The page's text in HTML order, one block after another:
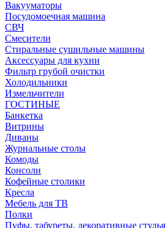
Вакууматоры
Посудомоечная машина
СВЧ
Смесители
Стиральные сушильные машины
Аксессуары для кухни
Фильтр грубой очистки
Холодильники
Измельчители
ГОСТИНЫЕ
Банкетка
Витрины
Диваны
Журнальные столы
Комоды
Консоли
Кофейные столики
Кресла
Мебель для ТВ
Полки
Пуфы, табуреты, декоративные стулья